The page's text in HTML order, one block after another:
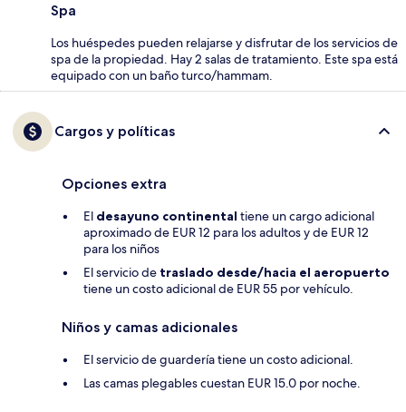
Spa
Los huéspedes pueden relajarse y disfrutar de los servicios de
spa de la propiedad. Hay 2 salas de tratamiento. Este spa está
equipado con un baño turco/hammam.
Cargos y políticas
Opciones extra
El desayuno continental tiene un cargo adicional
aproximado de EUR 12 para los adultos y de EUR 12
para los niños
El servicio de traslado desde/hacia el aeropuerto
tiene un costo adicional de EUR 55 por vehículo.
Niños y camas adicionales
El servicio de guardería tiene un costo adicional.
Las camas plegables cuestan EUR 15.0 por noche.